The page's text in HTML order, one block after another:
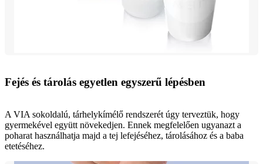
Fejés és tárolás egyetlen egyszerű lépésben
A VIA sokoldalú, tárhelykímélő rendszerét úgy terveztük, hogy
gyermekével együtt növekedjen. Ennek megfelelően ugyanazt a
poharat használhatja majd a tej lefejéséhez, tárolásához és a baba
etetéséhez.